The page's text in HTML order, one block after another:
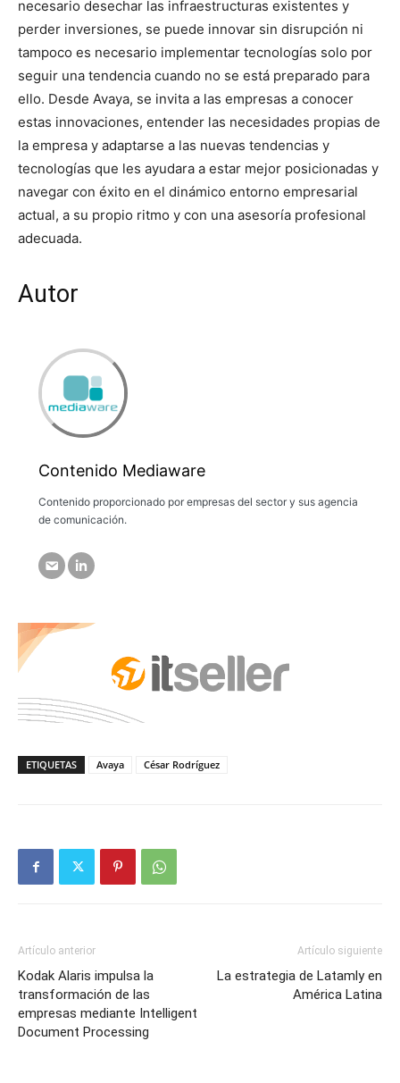
necesario desechar las infraestructuras existentes y
perder inversiones, se puede innovar sin disrupción ni
tampoco es necesario implementar tecnologías solo por
seguir una tendencia cuando no se está preparado para
ello. Desde Avaya, se invita a las empresas a conocer
estas innovaciones, entender las necesidades propias de
la empresa y adaptarse a las nuevas tendencias y
tecnologías que les ayudara a estar mejor posicionadas y
navegar con éxito en el dinámico entorno empresarial
actual, a su propio ritmo y con una asesoría profesional
adecuada.
Autor
Contenido Mediaware
Contenido proporcionado por empresas del sector y sus agencia
de comunicación.
ETIQUETAS Avaya César Rodríguez
Artículo anterior
Kodak Alaris impulsa la
transformación de las
empresas mediante Intelligent
Document Processing
Artículo siguiente
La estrategia de Latamly en
América Latina